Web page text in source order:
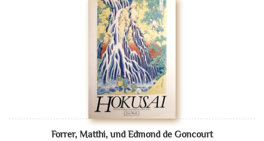
Forrer, Matthi, und Edmond de Goncourt